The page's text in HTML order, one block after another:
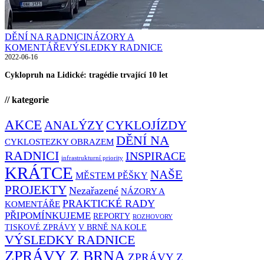
DĚNÍ NA RADNICINÁZORY A
KOMENTÁŘEVÝSLEDKY RADNICE
2022-06-16
Cyklopruh na Lidické: tragédie trvající 10 let
// kategorie
AKCE ANALÝZY CYKLOJÍZDY
CYKLOSTEZKY OBRAZEM DĚNÍ NA
RADNICI infrastrukturní priority INSPIRACE
KRÁTCE MĚSTEM PĚŠKY NAŠE
PROJEKTY Nezařazené NÁZORY A
KOMENTÁŘE PRAKTICKÉ RADY
PŘIPOMÍNKUJEME REPORTY ROZHOVORY
TISKOVÉ ZPRÁVY V BRNĚ NA KOLE
VÝSLEDKY RADNICE
ZPRÁVY Z BRNA ZPRÁVY Z